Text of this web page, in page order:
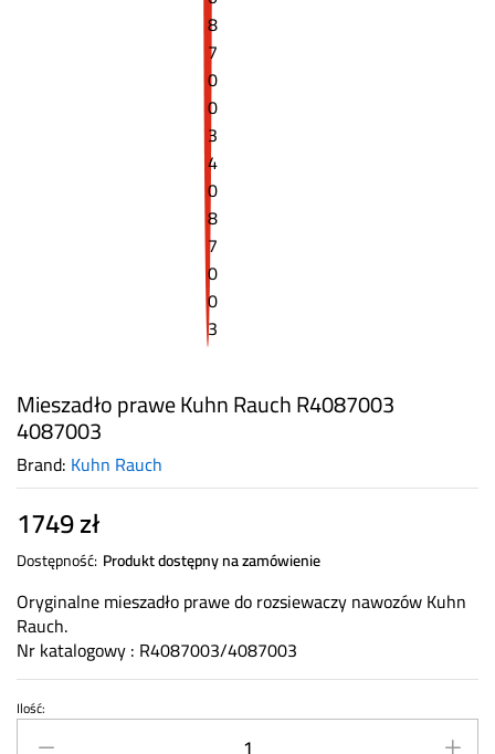
Mieszadło prawe Kuhn Rauch R4087003
4087003
Brand: Kuhn Rauch
1749zł
Dostępność: Produkt dostępny na zamówienie
Oryginalne mieszadło prawe do rozsiewaczy nawozów Kuhn
Rauch.
Nr katalogowy : R4087003/4087003
Mieszadło
prawe
Ilość: